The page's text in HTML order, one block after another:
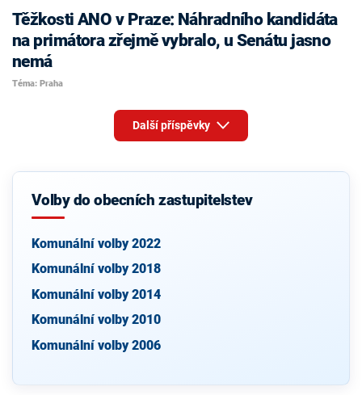
Těžkosti ANO v Praze: Náhradního kandidáta
na primátora zřejmě vybralo, u Senátu jasno
nemá
Téma: Praha
Další příspěvky
Volby do obecních zastupitelstev
Komunální volby 2022
Komunální volby 2018
Komunální volby 2014
Komunální volby 2010
Komunální volby 2006